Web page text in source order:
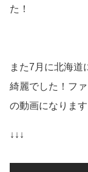
た！
また7月に北海道
綺麗でした！フ
の動画になります
↓↓↓